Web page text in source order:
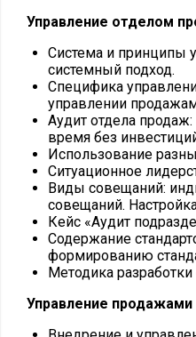
Управление отделом
Система и принципы
системный подход.
Специфика
управлении
Аудит отдела
время без
Использование
Ситуационное
Виды совещаний:
совещаний.
Кейс «Аудит
Содержание
формированию
Методика
Управление